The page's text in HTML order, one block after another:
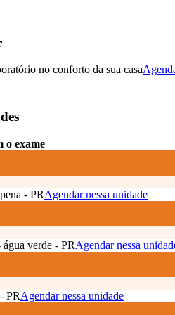
no conforto da sua casa
o exame
- PRAgendar nessa unidade
verde - PRAgendar nessa
PRAgendar nessa unidade